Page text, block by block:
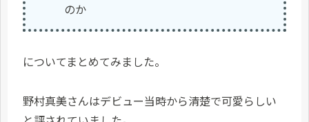
のか
についてまとめてみました。
野村真美さんはデビュー当時から清楚で可愛らしい